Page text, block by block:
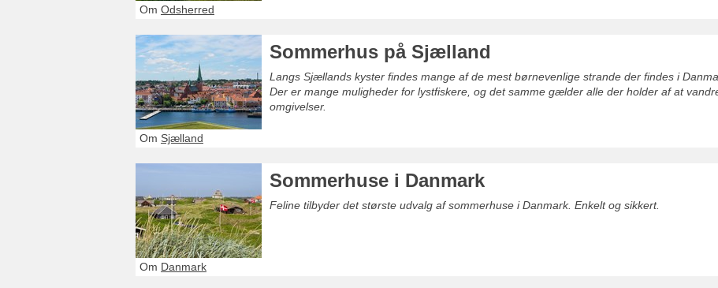
Om Odsherred
Sommerhus på Sjælland
Langs Sjællands kyster findes mange af de mest børnevenlige strande der findes i
Der er mange muligheder for lystfiskere, og det samme gælder alle der holder af at
omgivelser.
Om Sjælland
Sommerhuse i Danmark
Feline tilbyder det største udvalg af sommerhuse i Danmark. Enkelt og sikkert.
Om Danmark